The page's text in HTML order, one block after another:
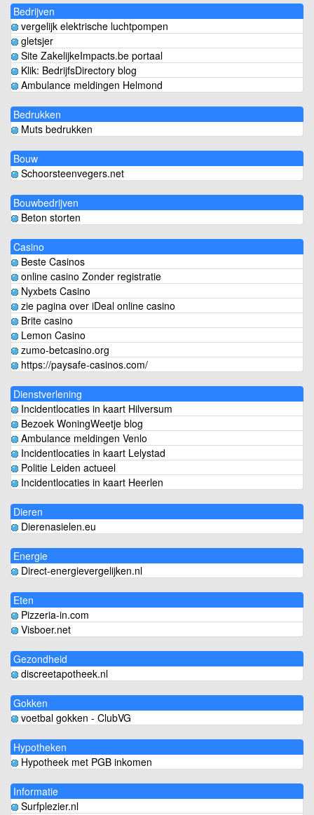
Bedrijven
vergelijk elektrische luchtpompen
gletsjer
Site ZakelijkeImpacts.be portaal
Klik: BedrijfsDirectory blog
Ambulance meldingen Helmond
Bedrukken
Muts bedrukken
Bouw
Schoorsteenvegers.net
Bouwbedrijven
Beton storten
Casino
Beste Casinos
online casino Zonder registratie
Nyxbets Casino
zie pagina over iDeal online casino
Brite casino
Lemon Casino
zumo-betcasino.org
https://paysafe-casinos.com/
Dienstverlening
Incidentlocaties in kaart Hilversum
Bezoek WoningWeetje blog
Ambulance meldingen Venlo
Incidentlocaties in kaart Lelystad
Politie Leiden actueel
Incidentlocaties in kaart Heerlen
Dieren
Dierenasielen.eu
Energie
Direct-energievergelijken.nl
Eten
Pizzeria-in.com
Visboer.net
Gezondheid
discreetapotheek.nl
Gokken
voetbal gokken - ClubVG
Hypotheken
Hypotheek met PGB inkomen
Informatie
Surfplezier.nl